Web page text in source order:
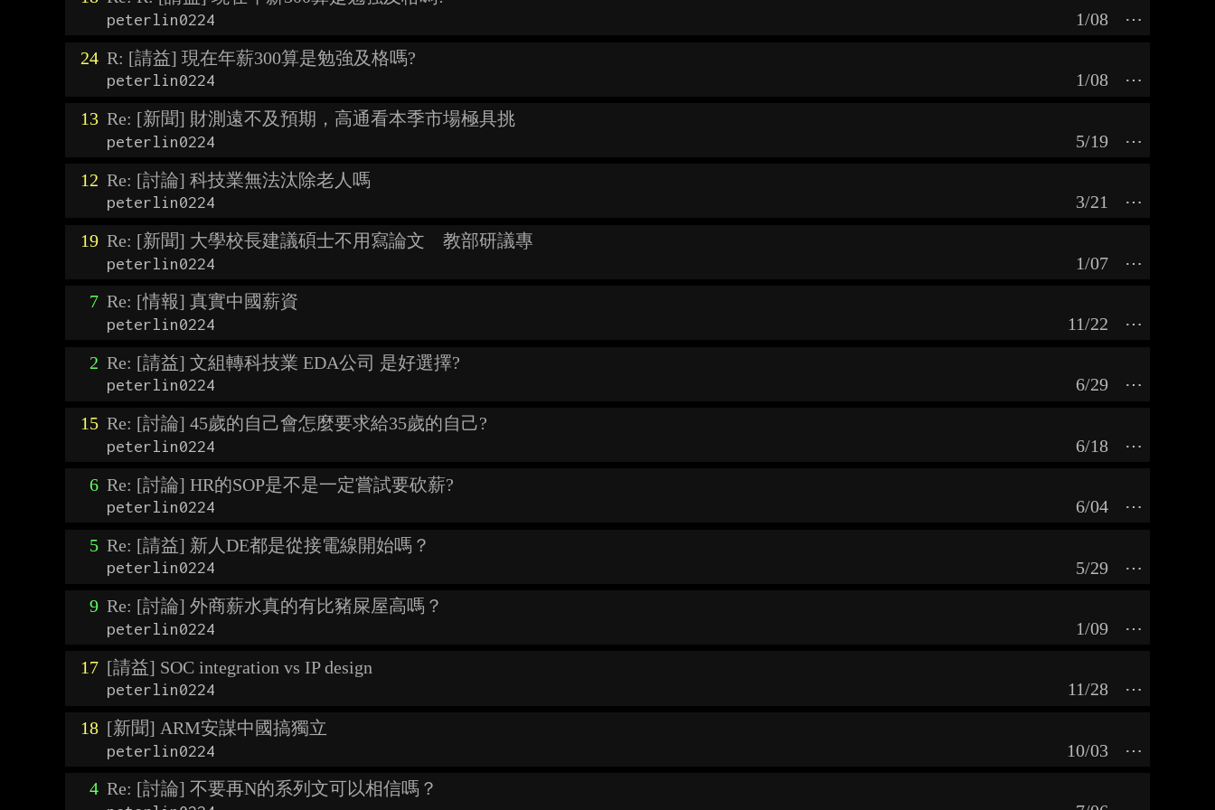
peterlin0224 ⋯
1/08
24 R: [請益] 現在年薪300算是勉強及格嗎?
peterlin0224 ⋯
1/08
13 Re: [新聞] 財測遠不及預期，高通看本季市場極具挑
peterlin0224 ⋯
5/19
12 Re: [討論] 科技業無法汰除老人嗎
peterlin0224 ⋯
3/21
19 Re: [新聞] 大學校長建議碩士不用寫論文 教部研議專
peterlin0224 ⋯
1/07
7 Re: [情報] 真實中國薪資
peterlin0224 ⋯
11/22
2 Re: [請益] 文組轉科技業 EDA公司 是好選擇?
peterlin0224 ⋯
6/29
15 Re: [討論] 45歲的自己會怎麼要求給35歲的自己?
peterlin0224 ⋯
6/18
6 Re: [討論] HR的SOP是不是一定嘗試要砍薪?
peterlin0224 ⋯
6/04
5 Re: [請益] 新人DE都是從接電線開始嗎？
peterlin0224 ⋯
5/29
9 Re: [討論] 外商薪水真的有比豬屎屋高嗎？
peterlin0224 ⋯
1/09
17 [請益] SOC integration vs IP design
peterlin0224 ⋯
11/28
18 [新聞] ARM安謀中國搞獨立
peterlin0224 ⋯
10/03
4 Re: [討論] 不要再N的系列文可以相信嗎？